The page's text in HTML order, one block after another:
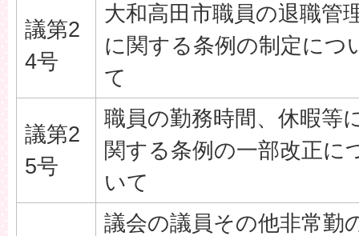
議第2
4号
大和高田市職員の退職管
に関する条例の制定につ
て
議第2
5号
職員の勤務時間、休暇等
関する条例の一部改正に
いて
議会の議員その他非常勤